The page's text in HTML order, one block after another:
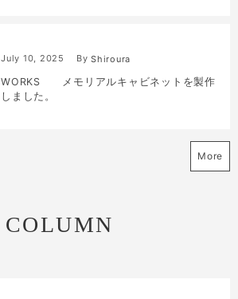
July 10, 2025 By Shiroura
WORKS メモリアルキャビネットを製作
しました。
More
COLUMN